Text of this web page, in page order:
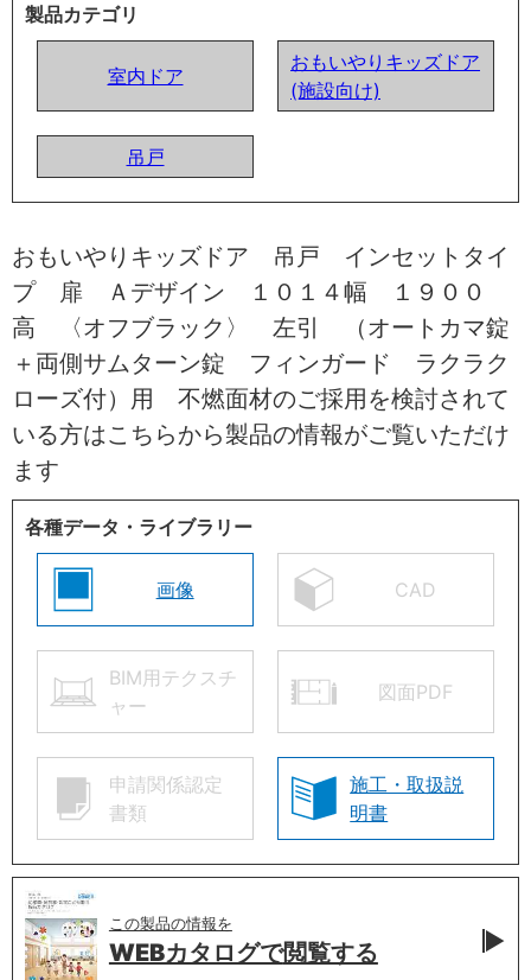
製品カテゴリ
室内ドア
おもいやりキッズドア
(施設向け)
吊戸
おもいやりキッズドア 吊戸 インセットタイ
プ 扉 Ａデザイン １０１４幅 １９００
高 〈オフブラック〉 左引 （オートカマ錠
＋両側サムターン錠 フィンガード ラクラク
ローズ付）用 不燃面材のご採用を検討されて
いる方はこちらから製品の情報がご覧いただけ
ます
各種データ・ライブラリー
画像 CAD
BIM用テクスチ
ャー
図面PDF
申請関係認定
書類
施工・取扱説
明書
この製品の情報を
WEBカタログで閲覧する